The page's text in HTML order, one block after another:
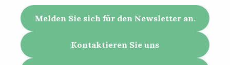
Melden Sie sich für den Newsletter an.
Kontaktieren Sie uns